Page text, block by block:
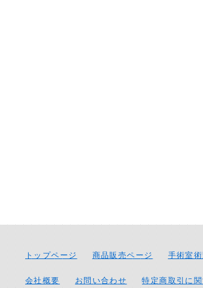
トップページ 商品販売ページ 手術室
会社概要 お問い合わせ 特定商取引に